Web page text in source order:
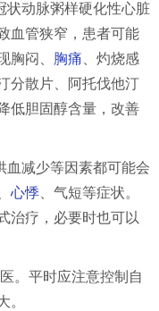
状动脉粥样硬化性心脏
血管狭窄，患者可能
胸闷、
胸痛 、灼烧感
分散片、阿托伐他汀
低胆固醇含量，改善
血减少等因素都可能会
心悸 、气短等症状。
治疗，必要时也可以
。平时应注意控制自
。